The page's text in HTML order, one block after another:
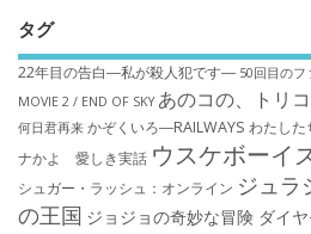
タグ
22年目の告白―私が殺人犯です― 50回目のフ
MOVIE 2 / END OF SKY あのコの、トリコ
何日君再来 かぞくいろ―RAILWAYS わたし
ナかよ 愛しき実話 ウスケボーイ
シュガー・ラッシュ：オ​ンライン ジュラ
の王国 ジョジョの奇妙な冒険 ダイ